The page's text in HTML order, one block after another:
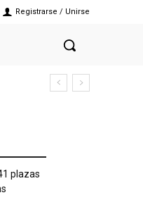
Registrarse / Unirse
plazas